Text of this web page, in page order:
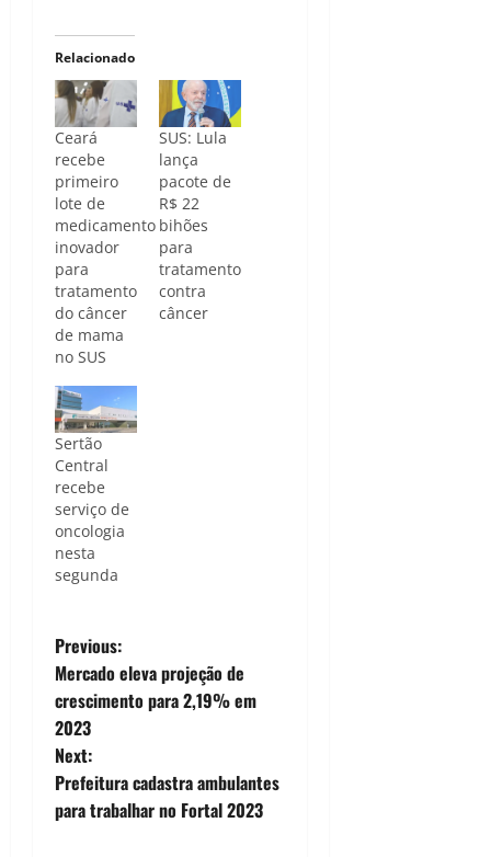
Relacionado
Ceará
recebe
primeiro
lote de
medicamento
inovador
para
tratamento
do câncer
de mama
no SUS
SUS: Lula
lança
pacote de
R$ 22
bihões
para
tratamento
contra
câncer
Sertão
Central
recebe
serviço de
oncologia
nesta
segunda
P
o
s
t
n
Previous:
Mercado eleva projeção de
crescimento para 2,19% em
2023
Next:
Prefeitura cadastra ambulantes
para trabalhar no Fortal 2023